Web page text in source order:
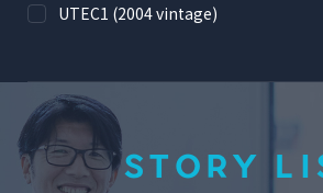
UTEC1 (2004 vintage)
STORY